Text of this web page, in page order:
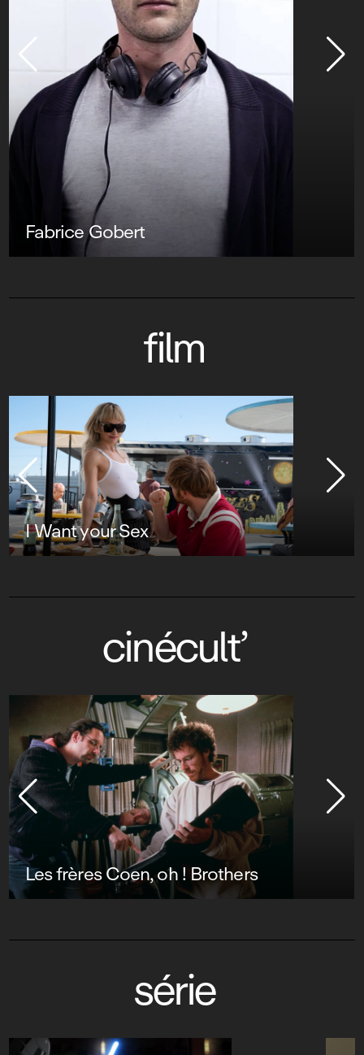
Fabrice Gobert
film
I Want your Sex
cinécult’
Les frères Coen, oh ! Brothers
série